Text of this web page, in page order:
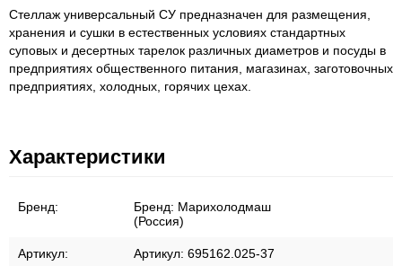
Стеллаж универсальный СУ предназначен для размещения,
хранения и сушки в естественных условиях стандартных
суповых и десертных тарелок различных диаметров и посуды в
предприятиях общественного питания, магазинах, заготовочных
предприятиях, холодных, горячих цехах.
Характеристики
Бренд: Бренд: Марихолодмаш
(Россия)
Артикул: Артикул: 695162.025-37